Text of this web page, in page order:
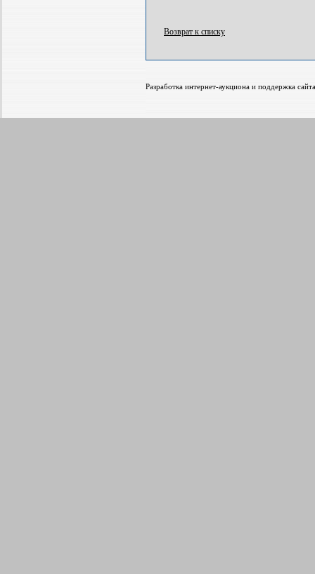
Возврат к списку
Разработка интернет-аукциона и поддержка